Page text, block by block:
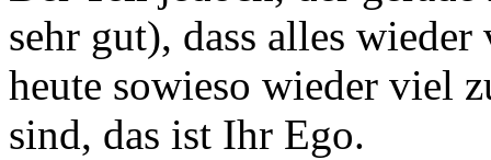
sehr gut), dass alles
heute sowieso wieder viel
sind, das ist Ihr Ego.